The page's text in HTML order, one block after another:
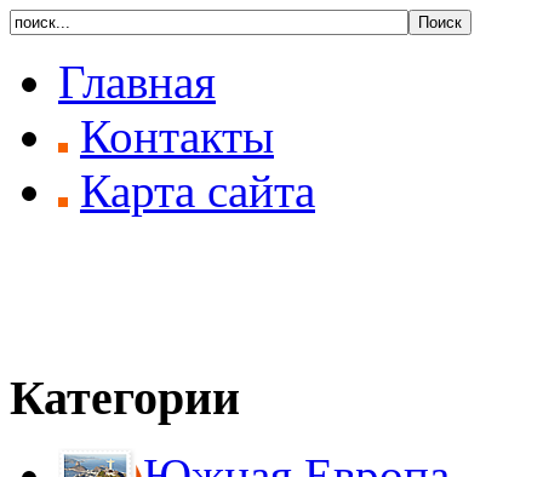
Главная
Контакты
Карта сайта
Категории